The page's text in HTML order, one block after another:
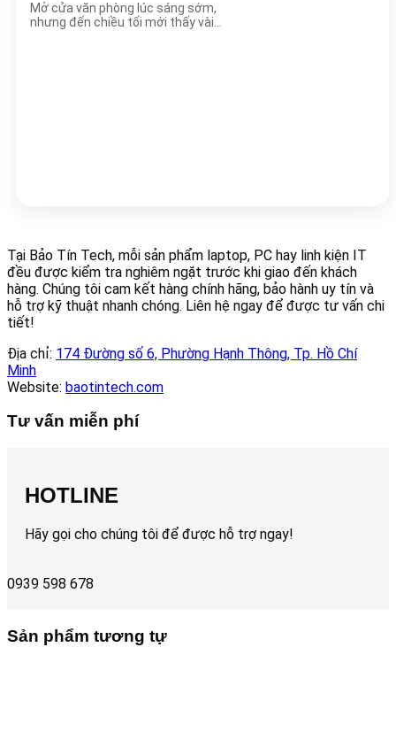
Mở cửa văn phòng lúc sáng sớm,
nhưng đến chiều tối mới thấy vài
Tại Bảo Tín Tech, mỗi sản phẩm laptop, PC hay linh kiện IT
đều được kiểm tra nghiêm ngặt trước khi giao đến khách
hàng. Chúng tôi cam kết hàng chính hãng, bảo hành uy tín và
hỗ trợ kỹ thuật nhanh chóng. Liên hệ ngay để được tư vấn chi
tiết!
Địa chỉ: 174 Đường số 6, Phường Hạnh Thông, Tp. Hồ Chí
Minh
Website: baotintech.com
Tư vấn miễn phí
HOTLINE
Hãy gọi cho chúng tôi để được hỗ trợ ngay!
0939 598 678
Sản phẩm tương tự